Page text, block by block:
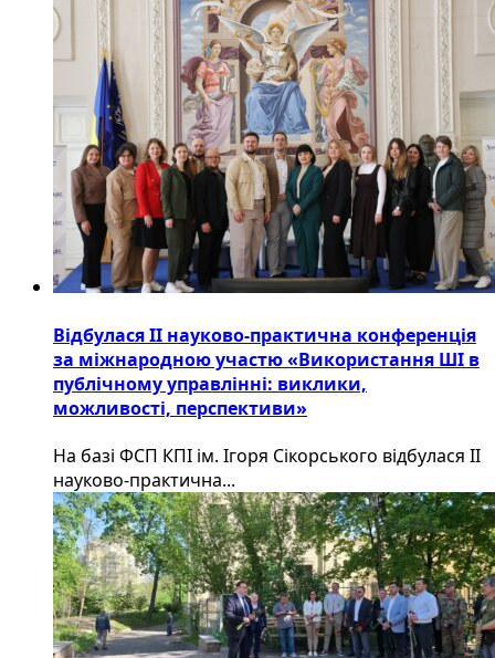
Відбулася ІІ науково-практична конференція
за міжнародною участю «Використання ШІ в
публічному управлінні: виклики,
можливості, перспективи»
На базі ФСП КПІ ім. Ігоря Сікорського відбулася ІІ
науково-практична...